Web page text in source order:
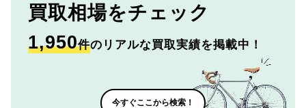
買取相場をチェック
1,950件のリアルな買取実績を掲載中！
今すぐここから検索！